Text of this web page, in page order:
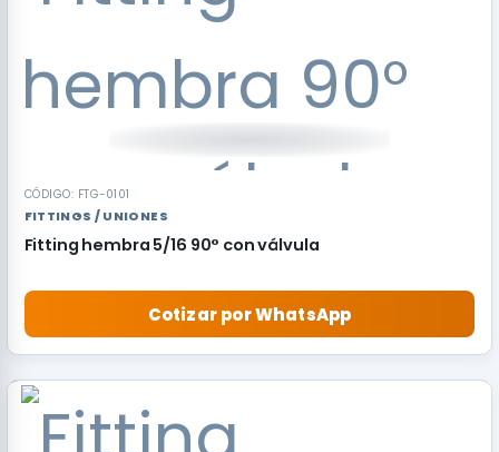
CÓDIGO: FTG-0101
FITTINGS / UNIONES
Fitting hembra 5/16 90° con válvula
Cotizar por WhatsApp